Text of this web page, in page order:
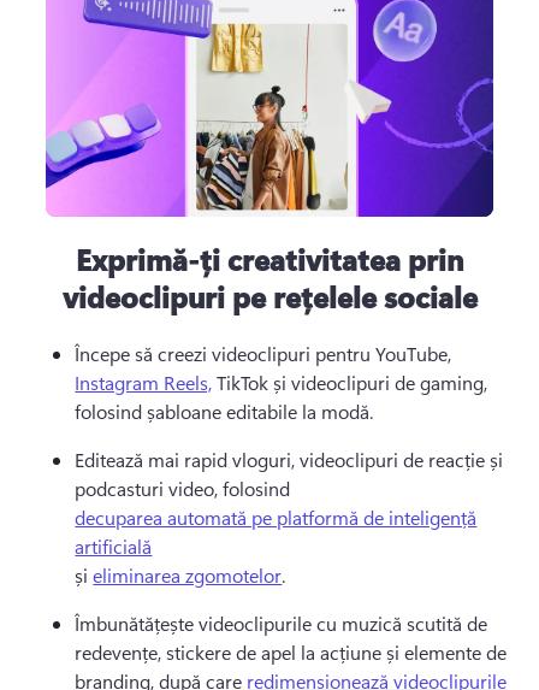
Exprimă-ți creativitatea prin
videoclipuri pe rețelele sociale
Începe să creezi videoclipuri pentru YouTube,
Instagram Reels, TikTok și videoclipuri de gaming,
folosind șabloane editabile la modă.
Editează mai rapid vloguri, videoclipuri de reacție și
podcasturi video, folosind
decuparea automată pe platformă de inteligență
artificială
și eliminarea zgomotelor.
Îmbunătățește videoclipurile cu muzică scutită de
redevențe, stickere de apel la acțiune și elemente de
branding, după care redimensionează videoclipurile